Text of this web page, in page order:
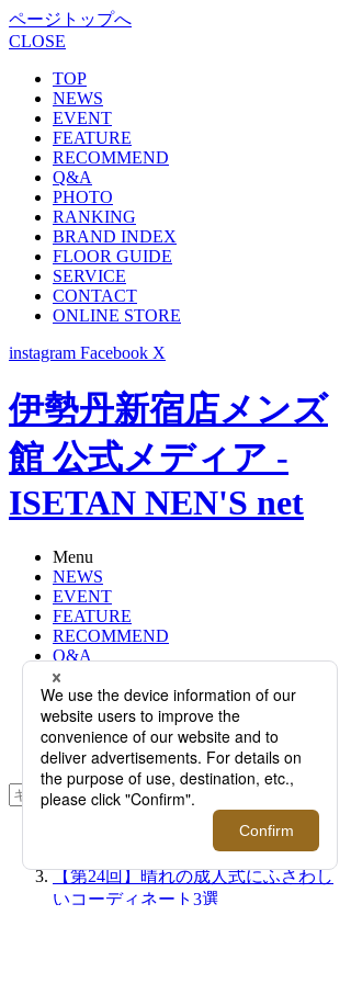
ページトップへ
CLOSE
TOP
NEWS
EVENT
FEATURE
RECOMMEND
Q&A
PHOTO
RANKING
BRAND INDEX
FLOOR GUIDE
SERVICE
CONTACT
ONLINE STORE
instagram Facebook X
伊勢丹新宿店メンズ
館 公式メディア -
ISETAN NEN'S net
Menu
NEWS
EVENT
FEATURE
RECOMMEND
Q&A
BRAND
FLOOR
RANKING
ONLINE STORE
SERVICE
【第24回】晴れの成人式にふさわし
いコーディネート3選